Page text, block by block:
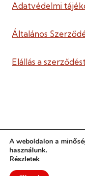
Adatvédelmi
Általános
Elállás a
2016-2026 ©
A weboldalon a
használunk.
Részletek